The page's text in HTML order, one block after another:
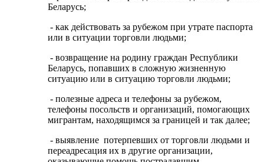
Беларусь;
- как действовать за рубежом при утрате паспорта
или в ситуации торговли людьми;
- возвращение на родину граждан Республики
Беларусь, попавших в сложную жизненную
ситуацию или в ситуацию торговли людьми;
- полезные адреса и телефоны за рубежом,
телефоны посольств и организаций, помогающих
мигрантам, находящимся за границей и так далее;
- выявление потерпевших от торговли людьми и
переадресация их в другие организации,